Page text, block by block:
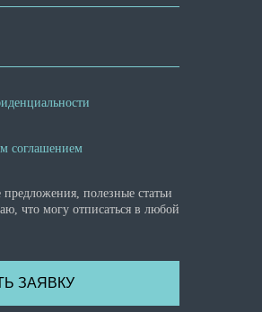
соглашением
полезные статьи
что могу отписаться в любой
ЗАЯВКУ